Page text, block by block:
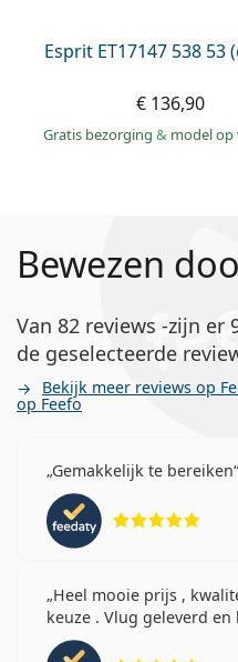
Esprit ET17147 538 53
€ 136,90
Gratis bezorging& model op
Bewezen
Van 82 reviews -zijn er
de geselecteerde
Bekijk meer reviews op
op Feefo
Gemakkelijk te bereiken
Heel mooie prijs ,
keuze . Vlug geleverd